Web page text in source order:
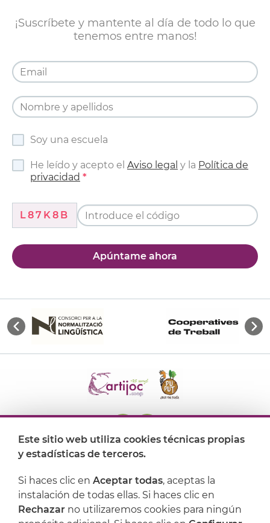
¡Suscríbete y mantente al día de todo lo que
tenemos entre manos!
Soy una escuela
He leído y acepto el Aviso legal y la Política de
privacidad
L87K8B
Apúntame ahora
Dónde encontrarnos
Artijoc
Soporte
Este sitio web utiliza cookies técnicas propias
y estadísticas de terceros.
Si haces clic en Aceptar todas, aceptas la
instalación de todas ellas. Si haces clic en
Rechazar no utilizaremos cookies para ningún